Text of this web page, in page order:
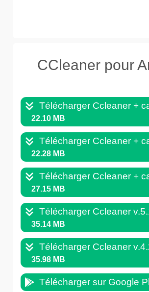
CCleaner pour
Télécharger Ccleaner +
22.10 MB
Télécharger Ccleaner +
22.28 MB
Télécharger Ccleaner +
27.15 MB
Télécharger Ccleaner
35.14 MB
Télécharger Ccleaner
35.98 MB
Télécharger sur Google